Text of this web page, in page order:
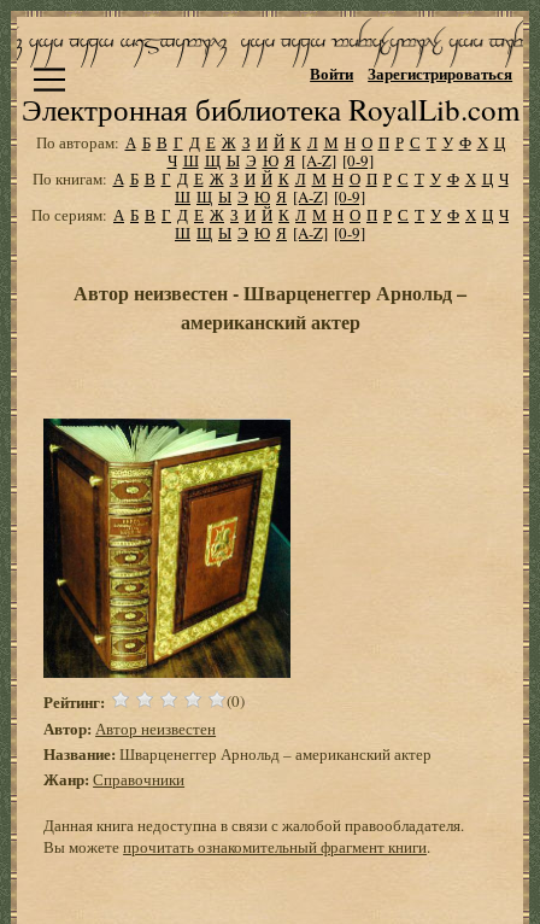
Электронная библиотека RoyalLib.com
Войти Зарегистрироваться
По авторам: А Б В Г Д Е Ж З И Й К Л М Н О П Р С Т У Ф Х Ц
Ч Ш Щ Ы Э Ю Я [A-Z] [0-9]
По книгам: А Б В Г Д Е Ж З И Й К Л М Н О П Р С Т У Ф Х Ц Ч
Ш Щ Ы Э Ю Я [A-Z] [0-9]
По сериям: А Б В Г Д Е Ж З И Й К Л М Н О П Р С Т У Ф Х Ц Ч
Ш Щ Ы Э Ю Я [A-Z] [0-9]
Автор неизвестен - Шварценеггер Арнольд –
американский актер
Рейтинг: (0)
Автор: Автор неизвестен
Название: Шварценеггер Арнольд – американский актер
Жанр: Справочники
Данная книга недоступна в связи с жалобой правообладателя.
Вы можетепрочитать ознакомительный фрагмент книги.